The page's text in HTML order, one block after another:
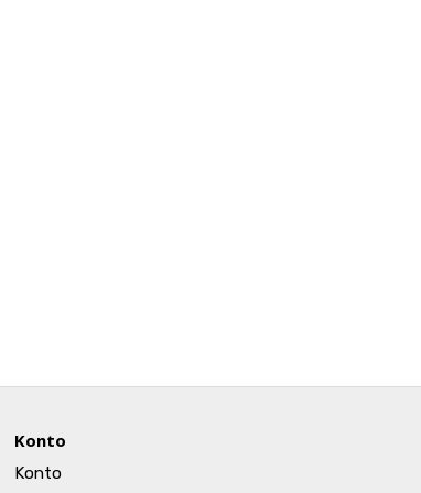
Konto
Konto